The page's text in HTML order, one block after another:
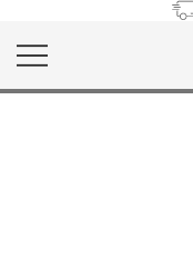
to
content